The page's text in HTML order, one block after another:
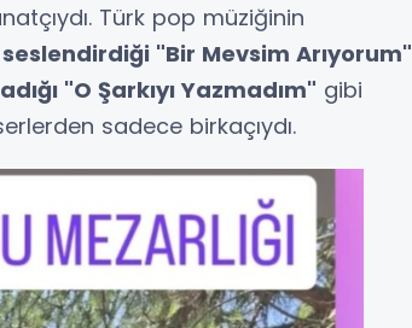
Türk pop müziğinin
"Bir Mevsim Arıyorum"
"O Şarkıyı Yazmadım" gibi
sadece birkaçıydı.